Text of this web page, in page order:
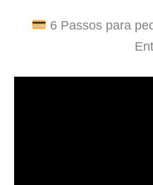
6 Passos para